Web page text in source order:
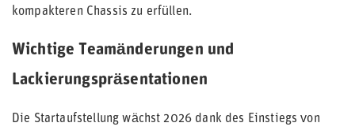
kompakteren Chassis zu erfüllen.
Wichtige Teamänderungen und
Lackierungspräsentationen
Die Startaufstellung wächst 2026 dank des Einstiegs von